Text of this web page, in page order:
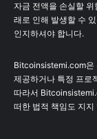
자금 전액을 손실할
래로 인해 발생할 수
인지하셔야 합니다.
Bitcoinsistemi.com은
제공하거나 특정 프로
따라서
떠한 법적 책임도 지지